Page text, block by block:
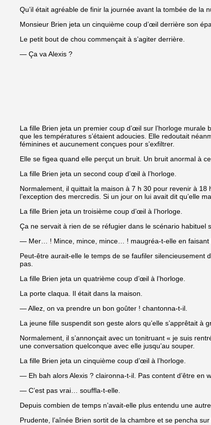
Qu’il était agréable de finir la journée avant la tombée de la
Monsieur Brien jeta un cinquième coup d’œil derrière son
Le petit bout de chou commençait à s’agiter derrière.
— Ça va Alexis ?
La fille Brien jeta un premier coup d’œil sur l’horloge
que les températures s’étaient adoucies. Elle redoutait
féminines et aucunement conçues pour s’exfiltrer.
Elle se figea quand elle perçut un bruit. Un bruit anormal à
La fille Brien jeta un second coup d’œil à l’horloge.
Normalement, il quittait la maison à 7 h 30 pour revenir à 18
l’exception des mercredis. Si un jour on lui avait dit qu’elle
La fille Brien jeta un troisième coup d’œil à l’horloge.
Ça ne servait à rien de se réfugier dans le scénario habituel
— Mer… ! Mince, mince, mince… ! maugréa-t-elle en faisant
Peut-être aurait-elle le temps de se faufiler silencieusement
pas.
La fille Brien jeta un quatrième coup d’œil à l’horloge.
La porte claqua. Il était dans la maison.
— Allez, on va prendre un bon goûter ! chantonna-t-il.
La jeune fille suspendit son geste alors qu’elle s’apprêtait à
Normalement, il s’annonçait avec un tonitruant « je suis
une conversation quelconque avec elle jusqu’au souper.
La fille Brien jeta un cinquième coup d’œil à l’horloge.
— Eh bah alors Alexis ? claironna-t-il. Pas content d’être en
— C’est pas vrai… souffla-t-elle.
Depuis combien de temps n’avait-elle plus entendu une
Prudente, l’aînée Brien sortit de la chambre et se pencha sur